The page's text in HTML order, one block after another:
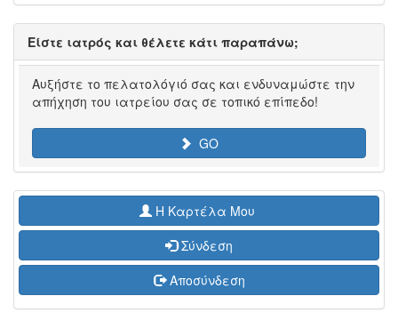
Είστε ιατρός και θέλετε κάτι παραπάνω;
Αυξήστε το πελατολόγιό σας και ενδυναμώστε την
απήχηση του ιατρείου σας σε τοπικό επίπεδο!
GO
H Καρτέλα Μου
Σύνδεση
Αποσύνδεση